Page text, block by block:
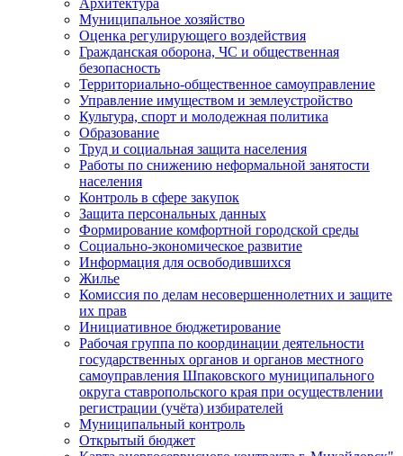
Архитектура
Муниципальное хозяйство
Оценка регулирующего воздействия
Гражданская оборона, ЧС и общественная
безопасность
Территориально-общественное самоуправление
Управление имуществом и землеустройство
Культура, спорт и молодежная политика
Образование
Труд и социальная защита населения
Работы по снижению неформальной занятости
населения
Контроль в сфере закупок
Защита персональных данных
Формирование комфортной городской среды
Социально-экономическое развитие
Информация для освободившихся
Жилье
Комиссия по делам несовершеннолетних и защите
их прав
Инициативное бюджетирование
Рабочая группа по координации деятельности
государственных органов и органов местного
самоуправления Шпаковского муниципального
округа ставропольского края при осуществлении
регистрации (учёта) избирателей
Муниципальный контроль
Открытый бюджет